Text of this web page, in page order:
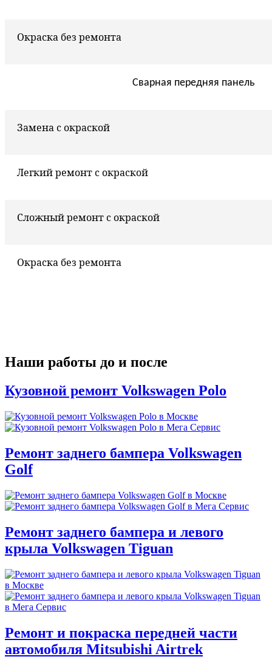
Окраска без ремонта
Сварная передняя панель
Замена с окраской
Легкий ремонт с окраской
Сложный ремонт с окраской
Окраска без ремонта
Наши работы до и после
Кузовной ремонт Volkswagen Polo
Ремонт заднего бампера Volkswagen
Golf
Ремонт заднего бампера и левого
крыла Volkswagen Tiguan
Ремонт и покраска передней части
автомобиля Mitsubishi Airtrek